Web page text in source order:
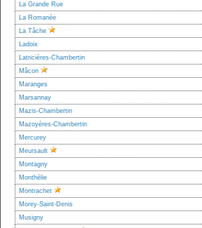
La Grande Rue
La Romanée
La Tâche
Ladoix
Latricières-Chambertin
Mâcon
Maranges
Marsannay
Mazis-Chambertin
Mazoyères-Chambertin
Mercurey
Meursault
Montagny
Monthélie
Montrachet
Morey-Saint-Denis
Musigny